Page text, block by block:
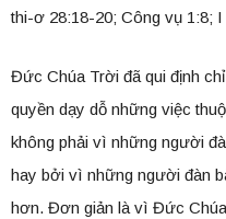
thi-ơ 28:18-20; Công vụ 1:8;
Đức Chúa Trời đã qui định
quyền dạy dỗ những việc
không phải vì những người
hay bởi vì những người đàn
hơn. Đơn giản là vì Đức